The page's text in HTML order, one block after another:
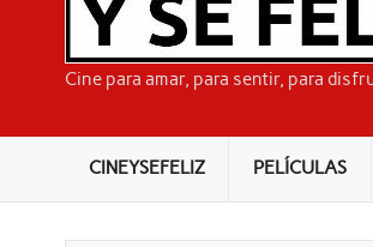
Cine para amar, para sentir, para
CINEYSEFELIZ PELÍCULAS